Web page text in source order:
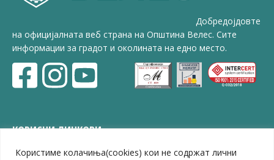
Користиме колачиња(cookies) кои не содржат лични
Добредојдовте
на официјалната веб страна на Општина Велес. Сите
информации за градот и околината на едно место.
КОРИСНИ ЛИНКОВИ
ЗЕЛС – Заедница на единиците на локална самоуправа